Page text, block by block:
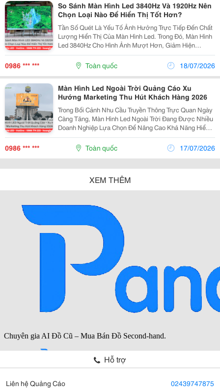
So Sánh Màn Hình Led 3840Hz Và 1920Hz Nên
Chọn Loại Nào Để Hiển Thị Tốt Hơn?
Tần Số Quét Là Yếu Tố Ảnh Hưởng Trực Tiếp Đến Chất
Lượng Hiển Thị Của Màn Hình Led. Trong Đó, Màn Hình
Led 3840Hz Cho Hình Ảnh Mượt Hơn, Giảm Hiện
Tượng Nhấp Nháy Khi Quay Phim, Chụp Ảnh Và Phù
Hợp Với Các Không Gian Yêu Cầu Hiển Thị Chuyên
Nghiệp....
0986 *** *** Toàn quốc 18/07/2026
Màn Hình Led Ngoài Trời Quảng Cáo Xu
Hướng Marketing Thu Hút Khách Hàng 2026
Trong Bối Cảnh Nhu Cầu Truyền Thông Trực Quan Ngày
Càng Tăng, Màn Hình Led Ngoài Trời Đang Được Nhiều
Doanh Nghiệp Lựa Chọn Để Nâng Cao Khả Năng Hiển
Thị Thông Tin Và Xây Dựng Hình Ảnh Thương Hiệu. Với
Độ Sáng Cao, Hình Ảnh Sắc Nét Và Khả Năng Hoạt...
0986 *** *** Toàn quốc 17/07/2026
XEM THÊM
Hỗ trợ
Liên hệ Quảng Cáo 02439747875